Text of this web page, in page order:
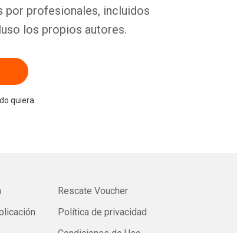
por profesionales, incluidos
los propios autores.
quiera.
Rescate Voucher
Política de privacidad